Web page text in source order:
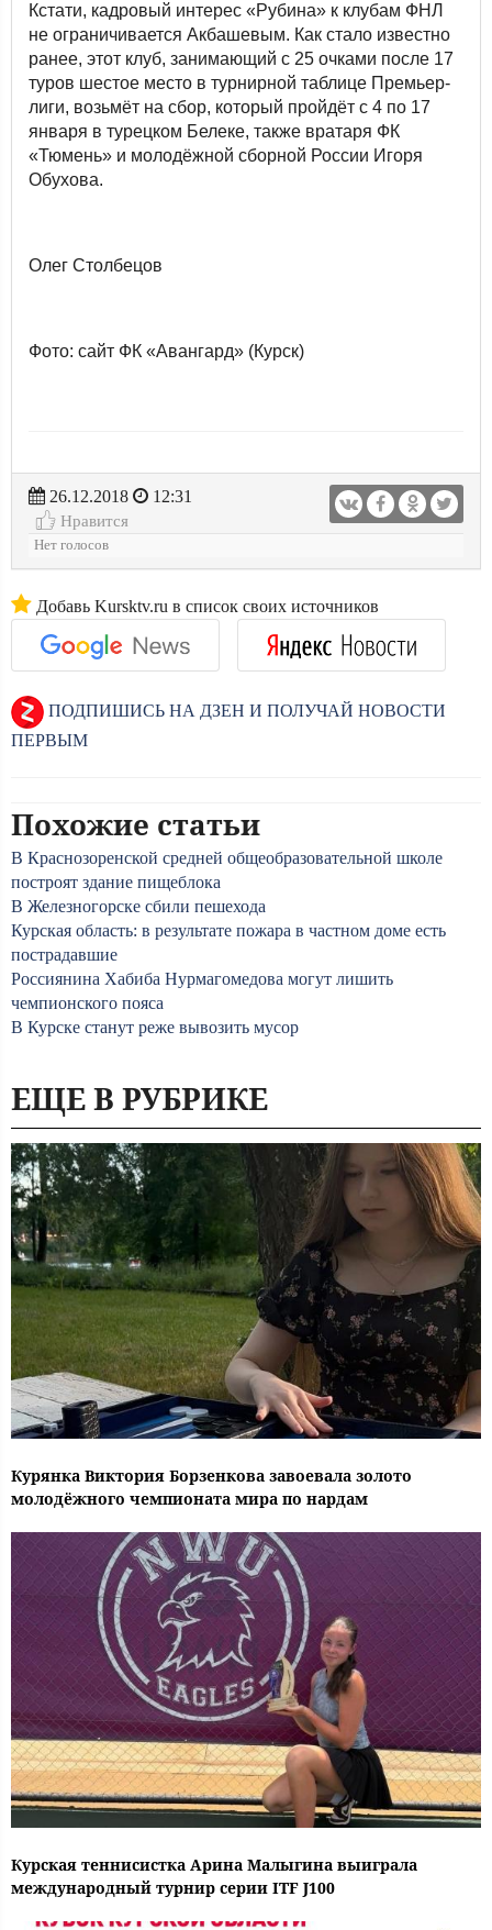
Кстати, кадровый интерес «Рубина» к клубам ФНЛ
не ограничивается Акбашевым. Как стало известно
ранее, этот клуб, занимающий с 25 очками после 17
туров шестое место в турнирной таблице Премьер-
лиги, возьмёт на сбор, который пройдёт с 4 по 17
января в турецком Белеке, также вратаря ФК
«Тюмень» и молодёжной сборной России Игоря
Обухова.
Олег Столбецов
Фото: сайт ФК «Авангард» (Курск)
26.12.2018
12:31
Нравится
Нет голосов
Добавь Kursktv.ru в список своих источников
ПОДПИШИСЬ НА ДЗЕН И ПОЛУЧАЙ НОВОСТИ
ПЕРВЫМ
Похожие статьи
В Краснозоренской средней общеобразовательной школе
построят здание пищеблока
В Железногорске сбили пешехода
Курская область: в результате пожара в частном доме есть
пострадавшие
Россиянина Хабиба Нурмагомедова могут лишить
чемпионского пояса
В Курске станут реже вывозить мусор
ЕЩЕ В РУБРИКЕ
Курянка Виктория Борзенкова завоевала золото
молодёжного чемпионата мира по нардам
Курская теннисистка Арина Малыгина выиграла
международный турнир серии ITF J100